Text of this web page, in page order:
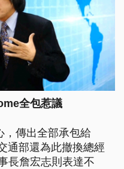
全包惹議
，傳出全部承包給
通部還為此撤換總經
長詹宏志則表達不